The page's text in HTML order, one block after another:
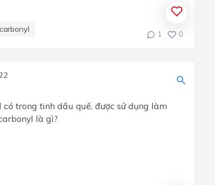
1 0
trong tinh dầu quế, được sử dụng làm
là gì?